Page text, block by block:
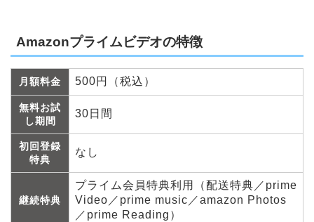
Amazonプライムビデオの特徴
月額料金 500円（税込）
無料お試
し期間
30日間
初回登録
特典
なし
継続特典
プライム会員特典利用（配送特典／prime
Video／prime music／amazon Photos
／prime Reading）